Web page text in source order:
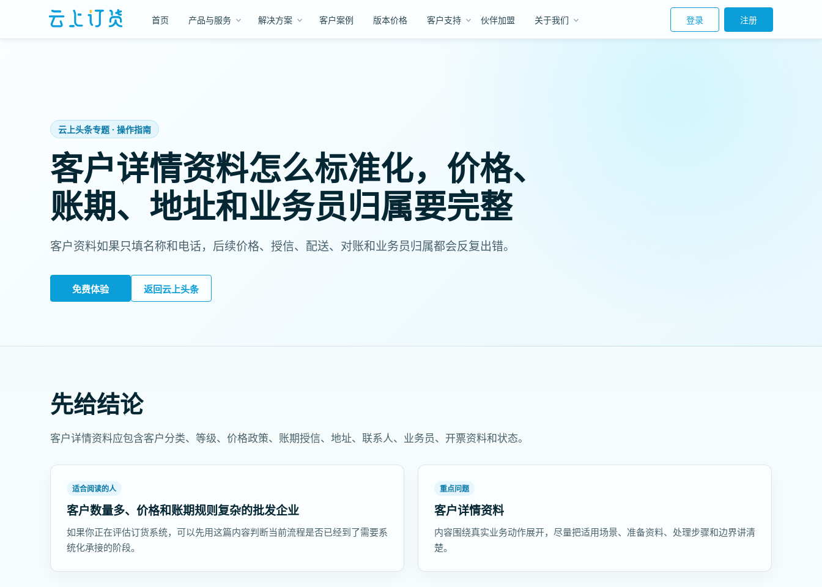
首页 产品与服务 解决方案 客户案例 版本价格 客户支持 伙伴加盟 关于我们 登录 注册
云上头条专题 · 操作指南
客户详情资料怎么标准化，价格、
账期、地址和业务员归属要完整
客户资料如果只填名称和电话，后续价格、授信、配送、对账和业务员归属都会反复出错。
免费体验 返回云上头条
先给结论
客户详情资料应包含客户分类、等级、价格政策、账期授信、地址、联系人、业务员、开票资料和状态。
适合阅读的人
客户数量多、价格和账期规则复杂的批发企业
如果你正在评估订货系统，可以先用这篇内容判断当前流程是否已经到了需要系
统化承接的阶段。
重点问题
客户详情资料
内容围绕真实业务动作展开，尽量把适用场景、准备资料、处理步骤和边界讲清
楚。